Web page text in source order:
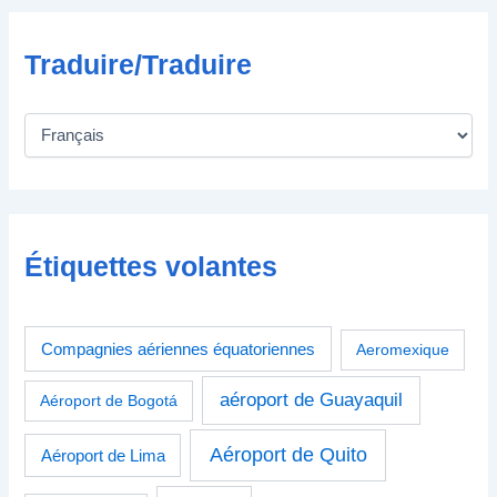
Traduire/Traduire
Étiquettes volantes
Compagnies aériennes équatoriennes Aeromexique
Aéroport de Bogotá aéroport de Guayaquil
Aéroport de Lima Aéroport de Quito